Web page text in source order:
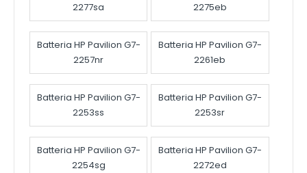
2277sa
2275eb
Batteria HP Pavilion G7-
2257nr
Batteria HP Pavilion G7-
2261eb
Batteria HP Pavilion G7-
2253ss
Batteria HP Pavilion G7-
2253sr
Batteria HP Pavilion G7-
2254sg
Batteria HP Pavilion G7-
2272ed